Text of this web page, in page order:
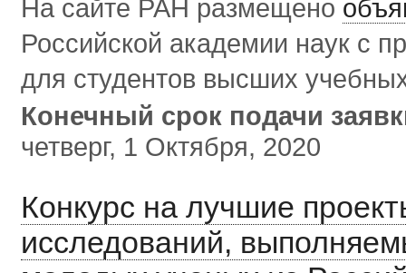
На сайте РАН размещено
Российской академии наук с
для студентов высших
Конечный срок подачи
четверг, 1 Октября, 2020
Конкурс на лучшие
исследований,